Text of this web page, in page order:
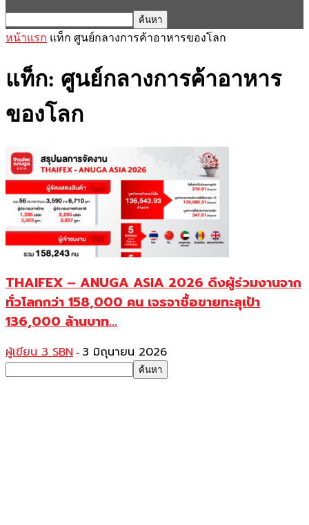
หน้าแรก แท็ก ศูนย์กลางการค้าอาหารของโลก
แท็ก: ศูนย์กลางการค้าอาหาร
ของโลก
THAIFEX – ANUGA ASIA 2026 ดึงผู้ร่วมงานจาก
ทั่วโลกกว่า 158,000 คน เจรจาซื้อขายทะลุเป้า
136,000 ล้านบาท...
ผู้เขียน 3 SBN - 3 มิถุนายน 2026